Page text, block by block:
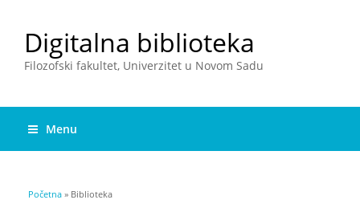
Digitalna biblioteka
Filozofski fakultet, Univerzitet u Novom Sadu
Menu
You are here
Početna » Biblioteka